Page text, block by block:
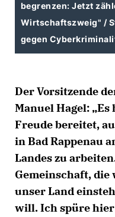
begrenzen: Jetzt
Wirtschaftszweig" /
gegen
Der Vorsitzende
Manuel Hagel:
Freude bereitet,
in Bad Rappenau
Landes zu
Gemeinschaft, die
unser Land
will. Ich spüre